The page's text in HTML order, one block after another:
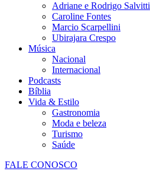
Adriane e Rodrigo Salvitti
Caroline Fontes
Marcio Scarpellini
Ubirajara Crespo
Música
Nacional
Internacional
Podcasts
Bíblia
Vida & Estilo
Gastronomia
Moda e beleza
Turismo
Saúde
FALE CONOSCO